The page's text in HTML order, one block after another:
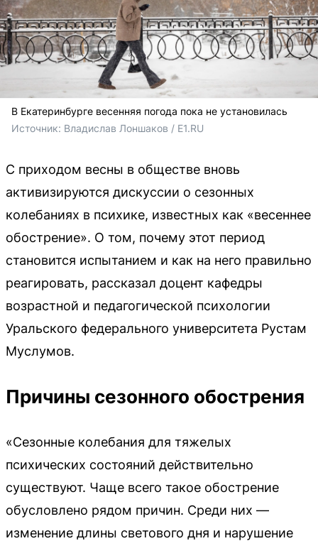
В Екатеринбурге весенняя погода пока не установилась
Источник: Владислав Лоншаков / E1.RU
С приходом весны в обществе вновь
активизируются дискуссии о сезонных
колебаниях в психике, известных как «весеннее
обострение». О том, почему этот период
становится испытанием и как на него правильно
реагировать, рассказал доцент кафедры
возрастной и педагогической психологии
Уральского федерального университета Рустам
Муслумов.
Причины сезонного обострения
«Сезонные колебания для тяжелых
психических состояний действительно
существуют. Чаще всего такое обострение
обусловлено рядом причин. Среди них —
изменение длины светового дня и нарушение